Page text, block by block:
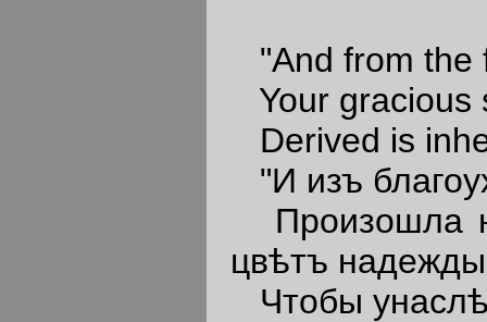
"And from the
Your gracious
Derived is
"И изъ
Произошла
цвѣтъ
Чтобы